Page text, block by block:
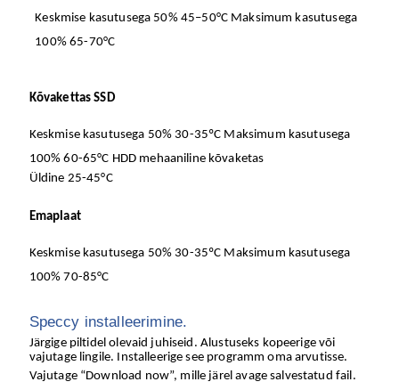
Keskmise kasutusega 50% 45–50°C Maksimum kasutusega
100% 65-70°C
Kõvakettas SSD
Keskmise kasutusega 50% 30-35ºC Maksimum kasutusega
100% 60-65°C HDD mehaaniline kõvaketas
Üldine 25-45°C
Emaplaat
Keskmise kasutusega 50% 30-35ºC Maksimum kasutusega
100% 70-85°C
Speccy installeerimine.
Järgige piltidel olevaid juhiseid. Alustuseks kopeerige või
vajutage lingile. Installeerige see programm oma arvutisse.
Vajutage “Download now”, mille järel avage salvestatud fail.